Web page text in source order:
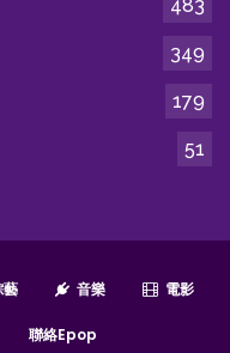
483
349
179
51
藝 音樂 電影
聯絡epop